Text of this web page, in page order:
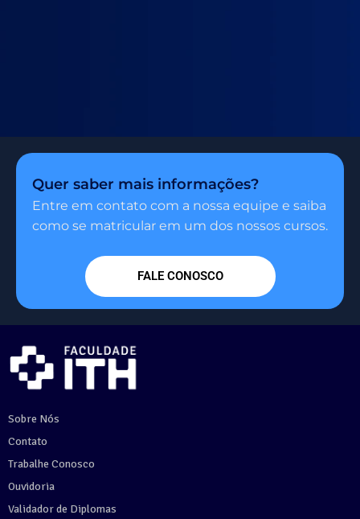
Quer saber mais informações?
Entre em contato com a nossa equipe e saiba
como se matricular em um dos nossos cursos.
FALE CONOSCO
Sobre Nós
Contato
Trabalhe Conosco
Ouvidoria
Validador de Diplomas